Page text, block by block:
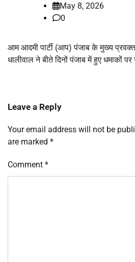
May 8, 2026
0
आम आदमी पार्टी (आप) पंजाब के मुख्य
धालीवाल ने बीते दिनों पंजाब में हुए धमाकों
Leave a Reply
Your email address will not be
are marked *
Comment *